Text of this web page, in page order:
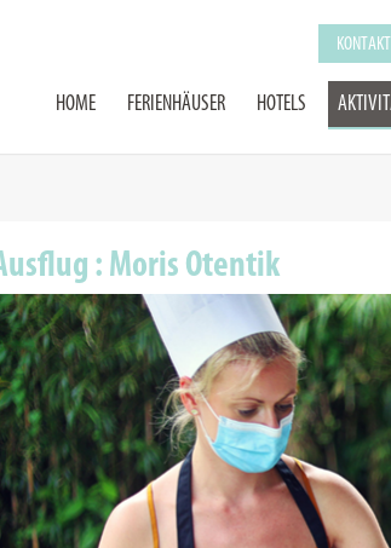
KONTAKT
HOME FERIENHÄUSER HOTELS
: Moris Otentik